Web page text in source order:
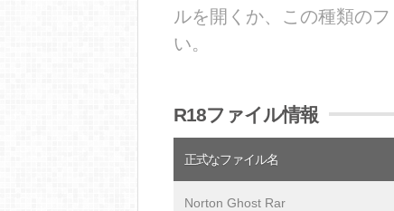
ルを開くか、この種類の
い。
R18ファイル情報
正式なファイル名
Norton Ghost Rar